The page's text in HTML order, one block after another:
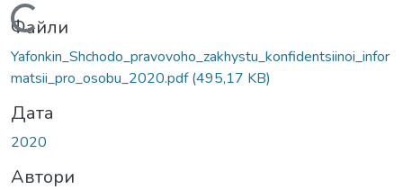
Вантажиться...
Файли
Yafonkin_Shchodo_pravovoho_zakhystu_konfidentsiinoi_infor
matsii_pro_osobu_2020.pdf(495,17 KB)
Дата
2020
Автори